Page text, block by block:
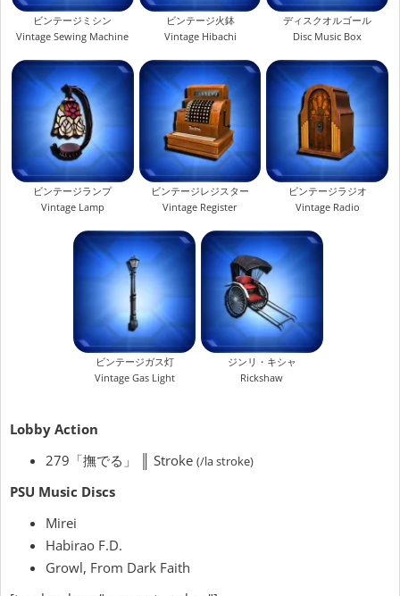
ビンテージミシン
Vintage Sewing Machine
ビンテージ火鉢
Vintage Hibachi
ディスクオルゴール
Disc Music Box
ビンテージランプ
Vintage Lamp
ビンテージレジスター
Vintage Register
ビンテージラジオ
Vintage Radio
ビンテージガス灯
Vintage Gas Light
ジンリ・キシャ
Rickshaw
Lobby Action
279「撫でる」 ║ Stroke (/la stroke)
PSU Music Discs
Mirei
Habirao F.D.
Growl, From Dark Faith